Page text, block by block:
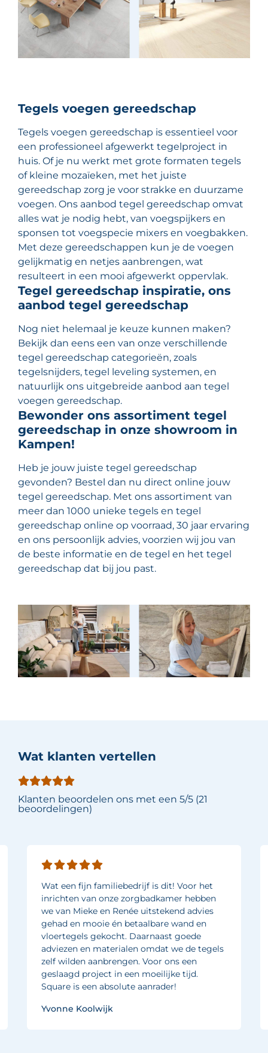
Tegels voegen gereedschap
Tegels voegen gereedschap is essentieel voor
een professioneel afgewerkt tegelproject in
huis. Of je nu werkt met grote formaten tegels
of kleine mozaïeken, met het juiste
gereedschap zorg je voor strakke en duurzame
voegen. Ons aanbod tegel gereedschap omvat
alles wat je nodig hebt, van voegspijkers en
sponsen tot voegspecie mixers en voegbakken.
Met deze gereedschappen kun je de voegen
gelijkmatig en netjes aanbrengen, wat
resulteert in een mooi afgewerkt oppervlak.
Tegel gereedschap inspiratie, ons
aanbod tegel gereedschap
Nog niet helemaal je keuze kunnen maken?
Bekijk dan eens een van onze verschillende
tegel gereedschap categorieën, zoals
tegelsnijders, tegel leveling systemen, en
natuurlijk ons uitgebreide aanbod aan tegel
voegen gereedschap.
Bewonder ons assortiment tegel
gereedschap in onze showroom in
Kampen!
Heb je jouw juiste tegel gereedschap
gevonden? Bestel dan nu direct online jouw
tegel gereedschap. Met ons assortiment van
meer dan 1000 unieke tegels en tegel
gereedschap online op voorraad, 30 jaar ervaring
en ons persoonlijk advies, voorzien wij jou van
de beste informatie en de tegel en het tegel
gereedschap dat bij jou past.
Wat klanten vertellen
Klanten beoordelen ons met een 5/5 (21
beoordelingen)
Wat een fijn familiebedrijf is dit! Voor het
inrichten van onze zorgbadkamer hebben
we van Mieke en Renée uitstekend advies
gehad en mooie én betaalbare wand en
vloertegels gekocht. Daarnaast goede
adviezen en materialen omdat we de tegels
zelf wilden aanbrengen. Voor ons een
geslaagd project in een moeilijke tijd.
Square is een absolute aanrader!
Yvonne Koolwijk